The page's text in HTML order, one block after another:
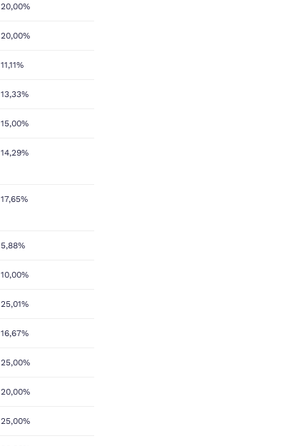
20,00%
20,00%
11,11%
13,33%
15,00%
14,29%
17,65%
5,88%
10,00%
25,01%
16,67%
25,00%
20,00%
25,00%